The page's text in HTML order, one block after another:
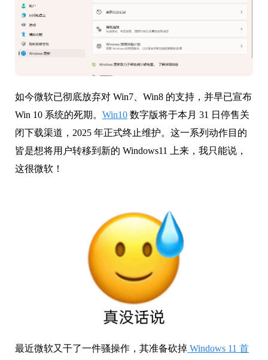
如今微软已彻底放弃对 Win7、Win8 的支持，并早已宣布
Win 10 系统的死期。 Win10 数字版将于本月 31 日停售关
闭下载渠道，2025 年正式终止维护。这一系列动作目的
皆是想将用户转移到新的 Windows11 上来，我只能说，
这很微软！
最近微软又干了一件骚操作，其准备砍掉 Windows 11 首